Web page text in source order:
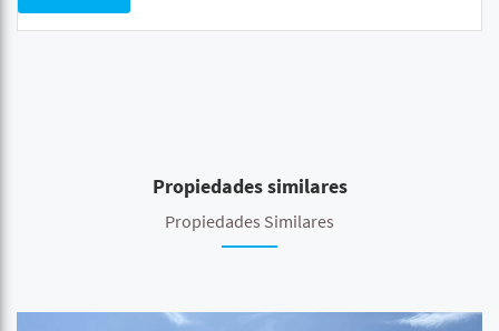
Propiedades similares
Propiedades Similares